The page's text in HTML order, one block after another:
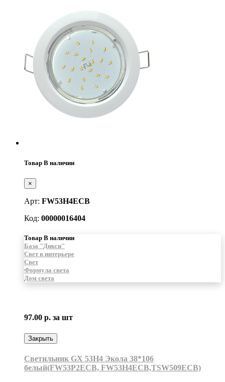
Товар В наличии
×
Арт: FW53H4ECB
Код: 00000016404
Товар В наличии
База "Дикси"
Свет в интерьере
Свет
Формула света
Дом света
97.00 р. за шт
Закрыть
Светильник GX 53H4 Экола 38*106
белый(FW53P2ECB, FW53H4ECB,TSW509ECB)